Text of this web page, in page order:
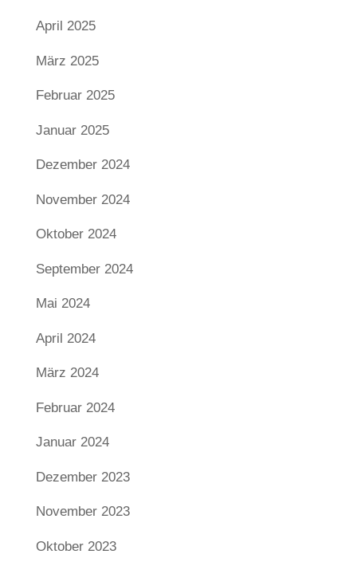
April 2025
März 2025
Februar 2025
Januar 2025
Dezember 2024
November 2024
Oktober 2024
September 2024
Mai 2024
April 2024
März 2024
Februar 2024
Januar 2024
Dezember 2023
November 2023
Oktober 2023